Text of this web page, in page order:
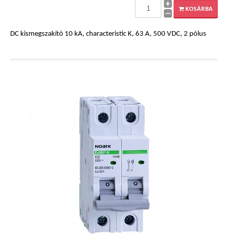
KOSÁRBA
DC kismegszakító 10 kA, characteristic K, 63 A, 500 VDC, 2 pólus